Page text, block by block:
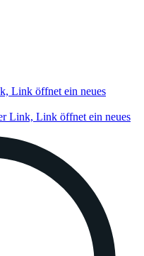
Link öffnet ein neues
Link, Link öffnet ein neues